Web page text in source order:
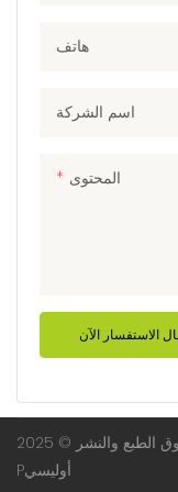
هاتف
اسم الشركة
المحتوى
الاستفسار الآن
Pأوليسي